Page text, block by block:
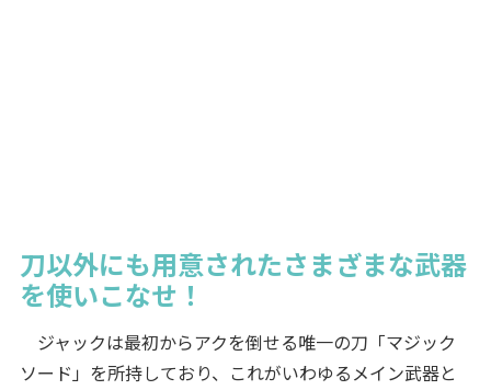
刀以外にも用意されたさまざまな武器
を使いこなせ！
ジャックは最初からアクを倒せる唯一の刀「マジック
ソード」を所持しており、これがいわゆるメイン武器と